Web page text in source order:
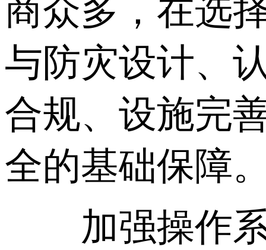
商众多，在选
与防灾设计、
合规、设施完
全的基础保障
加强操作系